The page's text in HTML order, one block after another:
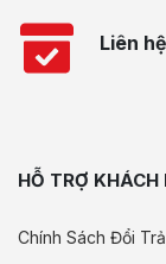
Liên
HỖ TRỢ KHÁCH
Chính Sách Đổi Trả